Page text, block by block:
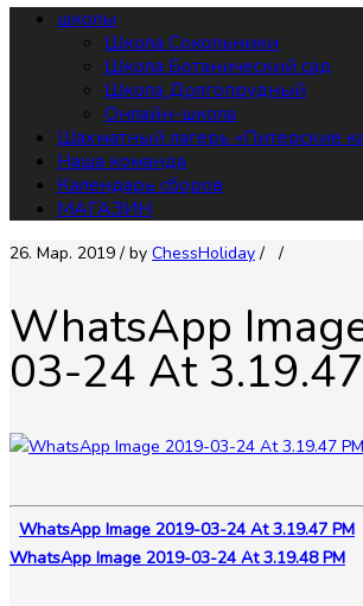
школы
Школа Сокольники
Школа Ботанический сад
Школа Долгопрудный
Онлайн-школа
Шахматный лагерь «Питерские
Наша команда
Календарь сборов
МАГАЗИН
26. Мар. 2019 / by СhessHoliday / /
WhatsApp
03-24 At
WhatsApp Image 2019-03-24 At 3.19.47 PM
WhatsApp Image 2019-03-24 At 3.19.48 PM